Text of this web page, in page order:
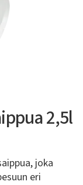
2,5l
joka
eri